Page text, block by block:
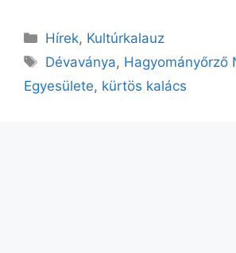
Kategória
Hírek, Kultúrkalauz
Címkék
Dévaványa, Hagyományőrző
Egyesülete, kürtös kalács